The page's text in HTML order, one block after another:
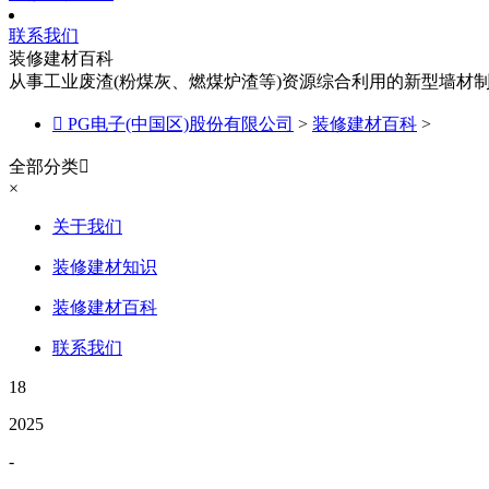
联系我们
装修建材百科
从事工业废渣(粉煤灰、燃煤炉渣等)资源综合利用的新型墙材
 PG电子(中国区)股份有限公司 > 装修建材百科 >
全部分类
×
关于我们
装修建材知识
装修建材百科
联系我们
18
2025
-